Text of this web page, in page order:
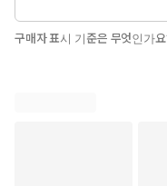
구매자 표시 기준은 무엇인가